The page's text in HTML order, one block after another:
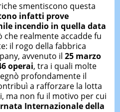
smentiscono questa
infatti prove
incendio in quella data
che realmente accadde fu
il rogo della fabbrica
avvenuto il 25 marzo
operai, tra i quali molte
profondamente il
a rafforzare la lotta
ma non fu il motivo per cui
Internazionale della